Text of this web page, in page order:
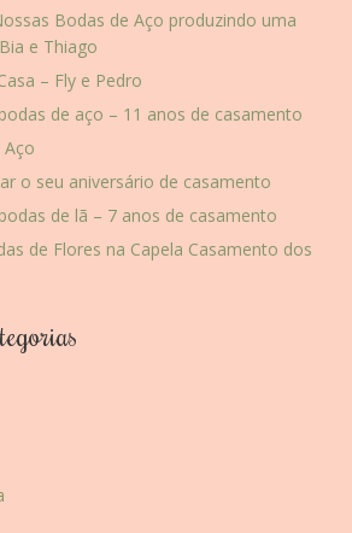
Bodas de Aço produzindo uma
e Thiago
– Fly e Pedro
de aço – 11 anos de casamento
Aço
o seu aniversário de casamento
de lã – 7 anos de casamento
de Flores na Capela Casamento dos